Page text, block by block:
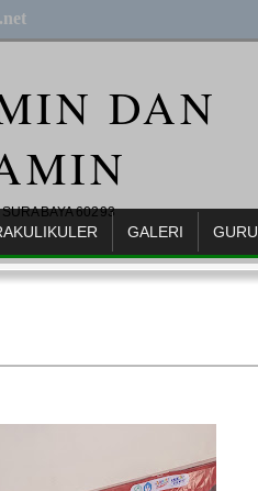
DAN
60293
GALERI GURU